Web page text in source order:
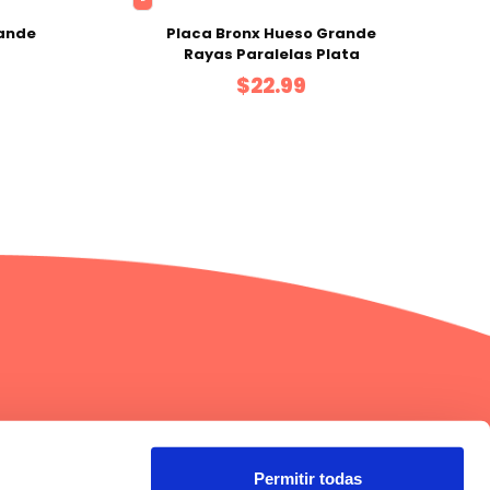
Permitir todas
Placa Bronx Hueso Grande
Rayas Paralelas Plata
$22.99
Información
Términos y condiciones